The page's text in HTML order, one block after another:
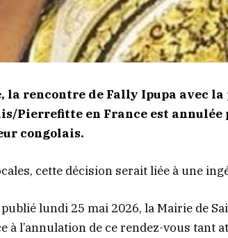
la rencontre de Fally Ipupa avec
Pierrefitte en France est annulée
congolais.
cette décision serait liée à une
lundi 25 mai 2026, la Mairie de
à l’annulation de ce rendez-vous tant